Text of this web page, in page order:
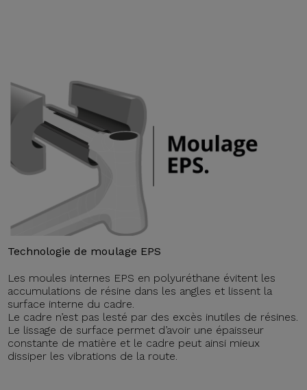
Technologie de moulage EPS
Les moules internes EPS en polyuréthane évitent les
accumulations de résine dans les angles et lissent la
surface interne du cadre.
Le cadre n’est pas lesté par des excès inutiles de résines.
Le lissage de surface permet d’avoir une épaisseur
constante de matière et le cadre peut ainsi mieux
dissiper les vibrations de la route.